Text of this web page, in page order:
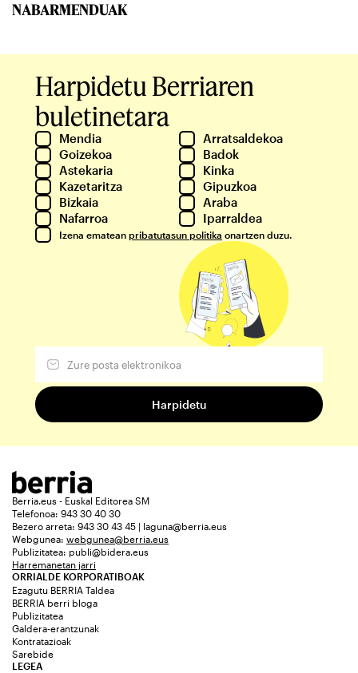
NABARMENDUAK
Harpidetu Berriaren
buletinetara
Mendia
Arratsaldekoa
Goizekoa
Badok
Astekaria
Kinka
Kazetaritza
Gipuzkoa
Bizkaia
Araba
Nafarroa
Iparraldea
Izena ematean pribatutasun politika onartzen duzu.
Berria.eus - Euskal Editorea SM
Telefonoa: 943 30 40 30
Bezero arreta: 943 30 43 45 | laguna@berria.eus
Webgunea: webgunea@berria.eus
Publizitatea: publi@bidera.eus
Harremanetan jarri
ORRIALDE KORPORATIBOAK
Ezagutu BERRIA Taldea
BERRIA berri bloga
Publizitatea
Galdera-erantzunak
Kontratazioak
Sarebide
LEGEA